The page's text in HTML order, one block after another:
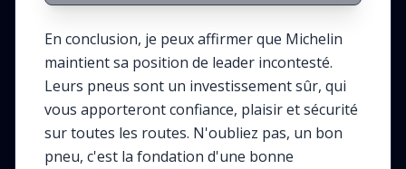
En conclusion, je peux affirmer que Michelin
maintient sa position de leader incontesté.
Leurs pneus sont un investissement sûr, qui
vous apporteront confiance, plaisir et sécurité
sur toutes les routes. N'oubliez pas, un bon
pneu, c'est la fondation d'une bonne